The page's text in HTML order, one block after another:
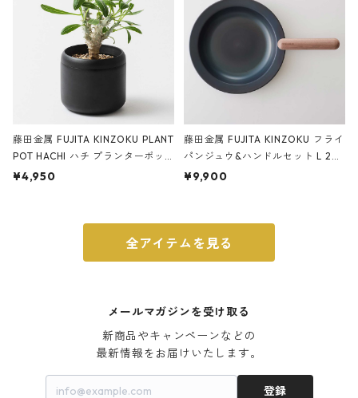
藤田金属 FUJITA KINZOKU PLANT
POT HACHI ハチ プランターポッ
ト 3号 ブラック
¥4,950
藤田金属 FUJITA KINZOKU フライ
パンジュウ&ハンドルセット L 24c
m ガス火・IH対応 鉄フライパン
¥9,900
全アイテムを見る
メールマガジンを受け取る
新商品やキャンペーンなどの
最新情報をお届けいたします。
登録